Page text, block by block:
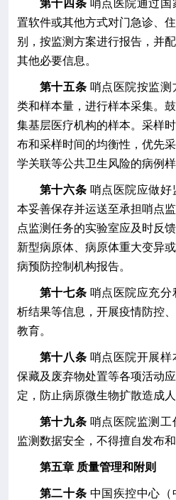
第十四条 哨点医院通过
置软件或其他方式对门急诊、
别
，按监测方案进行报告 ，并
其他必要信息 。
第十五条 哨点医院按监测
类和样本量，进行样本采集。
集基层医疗机构的样本。采样
布和采样时间的均衡性，优先
学关联等公共卫生风险的病例样
第十六条 哨点医院应做
本妥善保存并运送至承担哨点
点监测任务的实验室应及时反
新型病原体、病原体重大变异
病预防控制机构报告。
第十七条 哨点医院应充分
析结果等信息，开展疫情防控
教育。
第十八条 哨点医院开展样
保藏及废弃物处置等各项活动
定，防止病原微生物扩散造成人
第十九条 哨点医院监测工
监测数据安全 ，不得擅自发布和
第五章 质量管理和附则
第二十条 中国疾控中心（